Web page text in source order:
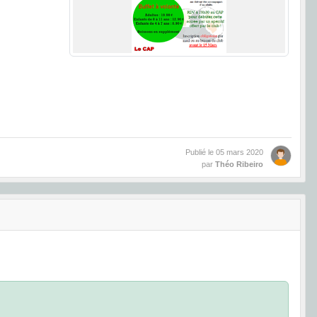
Publié le 05 mars 2020
par Théo Ribeiro